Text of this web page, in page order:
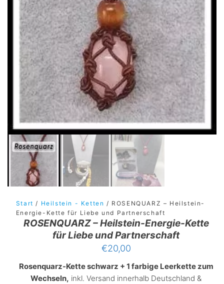
Start / Heilstein - Ketten / ROSENQUARZ – Heilstein-
Energie-Kette für Liebe und Partnerschaft
ROSENQUARZ – Heilstein-Energie-Kette
für Liebe und Partnerschaft
€20,00
Rosenquarz-Kette schwarz + 1 farbige Leerkette zum
Wechseln, inkl. Versand innerhalb Deutschland &